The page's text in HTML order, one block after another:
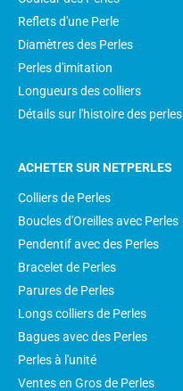
Reflets d'une Perle
Diamètres des Perles
Perles d'imitation
Longueurs des colliers
Détails sur l'histoire des perles
ACHETER SUR NETPERLES
Colliers de Perles
Boucles d'Oreilles avec Perles
Pendentif avec des Perles
Bracelet de Perles
Parures de Perles
Longs colliers de Perles
Bagues avec des Perles
Perles à l'unité
Ventes en Gros de Perles